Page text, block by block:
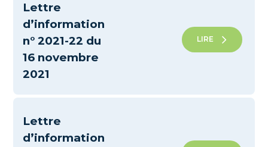
Lettre
d’information
n° 2021-22 du
16 novembre
2021
LIRE
Lettre
d’information